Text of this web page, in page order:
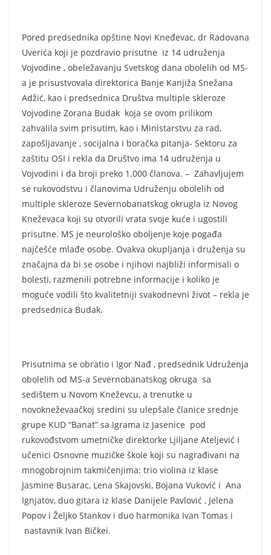
Pored predsednika opštine Novi Kneđevac, dr Radovana
Uverića koji je pozdravio prisutne iz 14 udruženja
Vojvodine , obeležavanju Svetskog dana obolelih od MS-
a je prisustvovala direktorica Banje Kanjiža Snežana
Adžić, kao i predsednica Društva multiple skleroze
Vojvodine Zorana Budak koja se ovom prilikom
zahvalila svim prisutim, kao i Ministarstvu za rad,
zapošljavanje , socijalna i boračka pitanja- Sektoru za
zaštitu OSI i rekla da Društvo ima 14 udruženja u
Vojvodini i da broji preko 1.000 članova. – Zahavljujem
se rukovodstvu i članovima Udruženju obolelih od
multiple skleroze Severnobanatskog okrugla iz Novog
Kneževaca koji su otvorili vrata svoje kuće i ugostili
prisutne. MS je neurološko oboljenje koje pogađa
najčešće mlađe osobe. Ovakva okupljanja i druženja su
značajna da bi se osobe i njihovi najbliži informisali o
bolesti, razmenili potrebne informacije i koliko je
moguće vodili što kvalitetniji svakodnevni život – rekla je
predsednica Budak.
Prisutnima se obratio i Igor Nađ , predsednik Udruženja
obolelih od MS-a Severnobanatskog okruga sa
sedištem u Novom Kneževcu, a trenutke u
novokneževaačkoj sredini su ulepšale članice srednje
grupe KUD “Banat” sa Igrama iz Jasenice pod
rukovođstvom umetničke direktorke Ljiljane Ateljević i
učenici Osnovne muzičke škole koji su nagrađivani na
mnogobrojnim takmičenjima: trio violina iz klase
Jasmine Busarac, Lena Skajovski, Bojana Vuković i Ana
Ignjatov, duo gitara iz klase Danijele Pavlović , Jelena
Popov i Željko Stankov i duo harmonika Ivan Tomas i
nastavnik Ivan Bičkei.